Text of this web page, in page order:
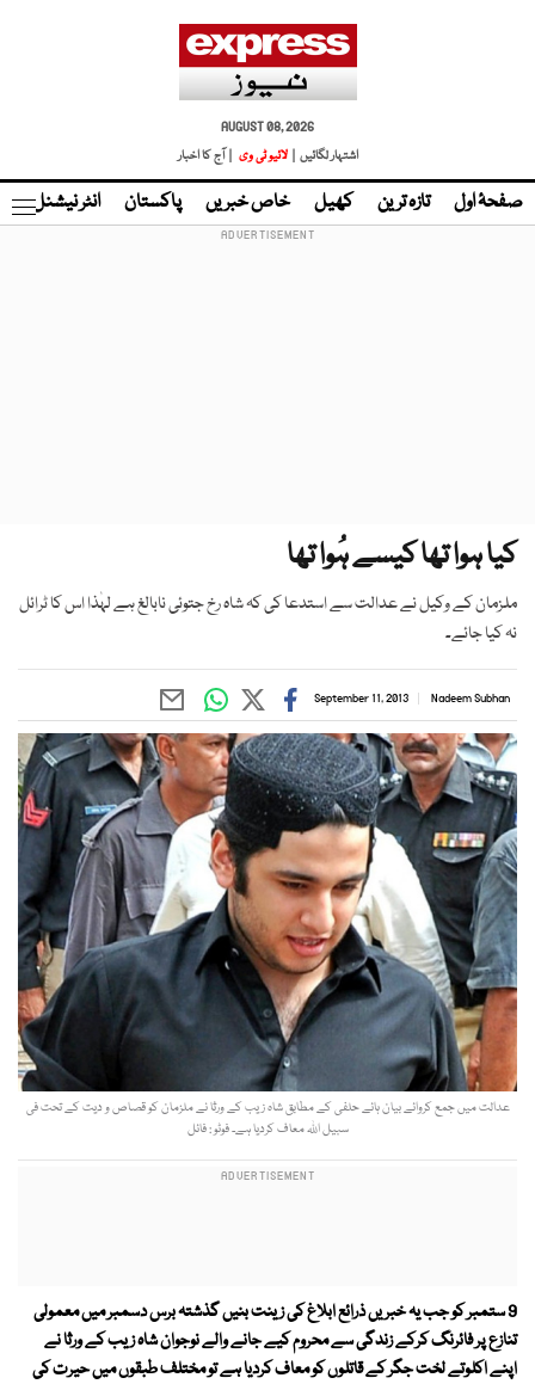
AUGUST 08, 2026
اشتہار لگائیں |
لائیو ٹی وی | آج کا اخبار
صفحۂ اول تازہ ترین کھیل خاص خبریں پاکستان انٹر نیشنل
کیا ہوا تھا کیسے ہُوا تھا
ملزمان کے وکیل نے عدالت سے استدعا کی کہ شاہ رخ جتوئی نابالغ ہے لہٰذا اس کا ٹرائل
نہ کیا جائے۔
Nadeem Subhan
September 11, 2013
عدالت میں جمع کروائے بیان ہائے حلفی کے مطابق شاہ زیب کے ورثا نے ملزمان کو قصاص و دیت کے تحت فی
سبیل اﷲ معاف کردیا ہے۔ فوٹو : فائل
9 ستمبر کو جب یہ خبریں ذرائع ابلاغ کی زینت بنیں گذشتہ برس دسمبر میں معمولی
تنازع پر فائرنگ کرکے زندگی سے محروم کیے جانے والے نوجوان شاہ زیب کے ورثا نے
اپنے اکلوتے لخت جگر کے قاتلوں کو معاف کردیا ہے تو مختلف طبقوں میں حیرت کی